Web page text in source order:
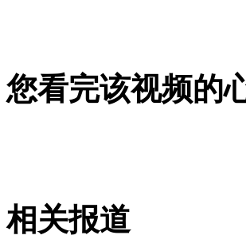
女孩北京地铁殴打老人 痛下狠手拳
外交部：有关国家言论片面不公正
您看完该视频的
相关报道